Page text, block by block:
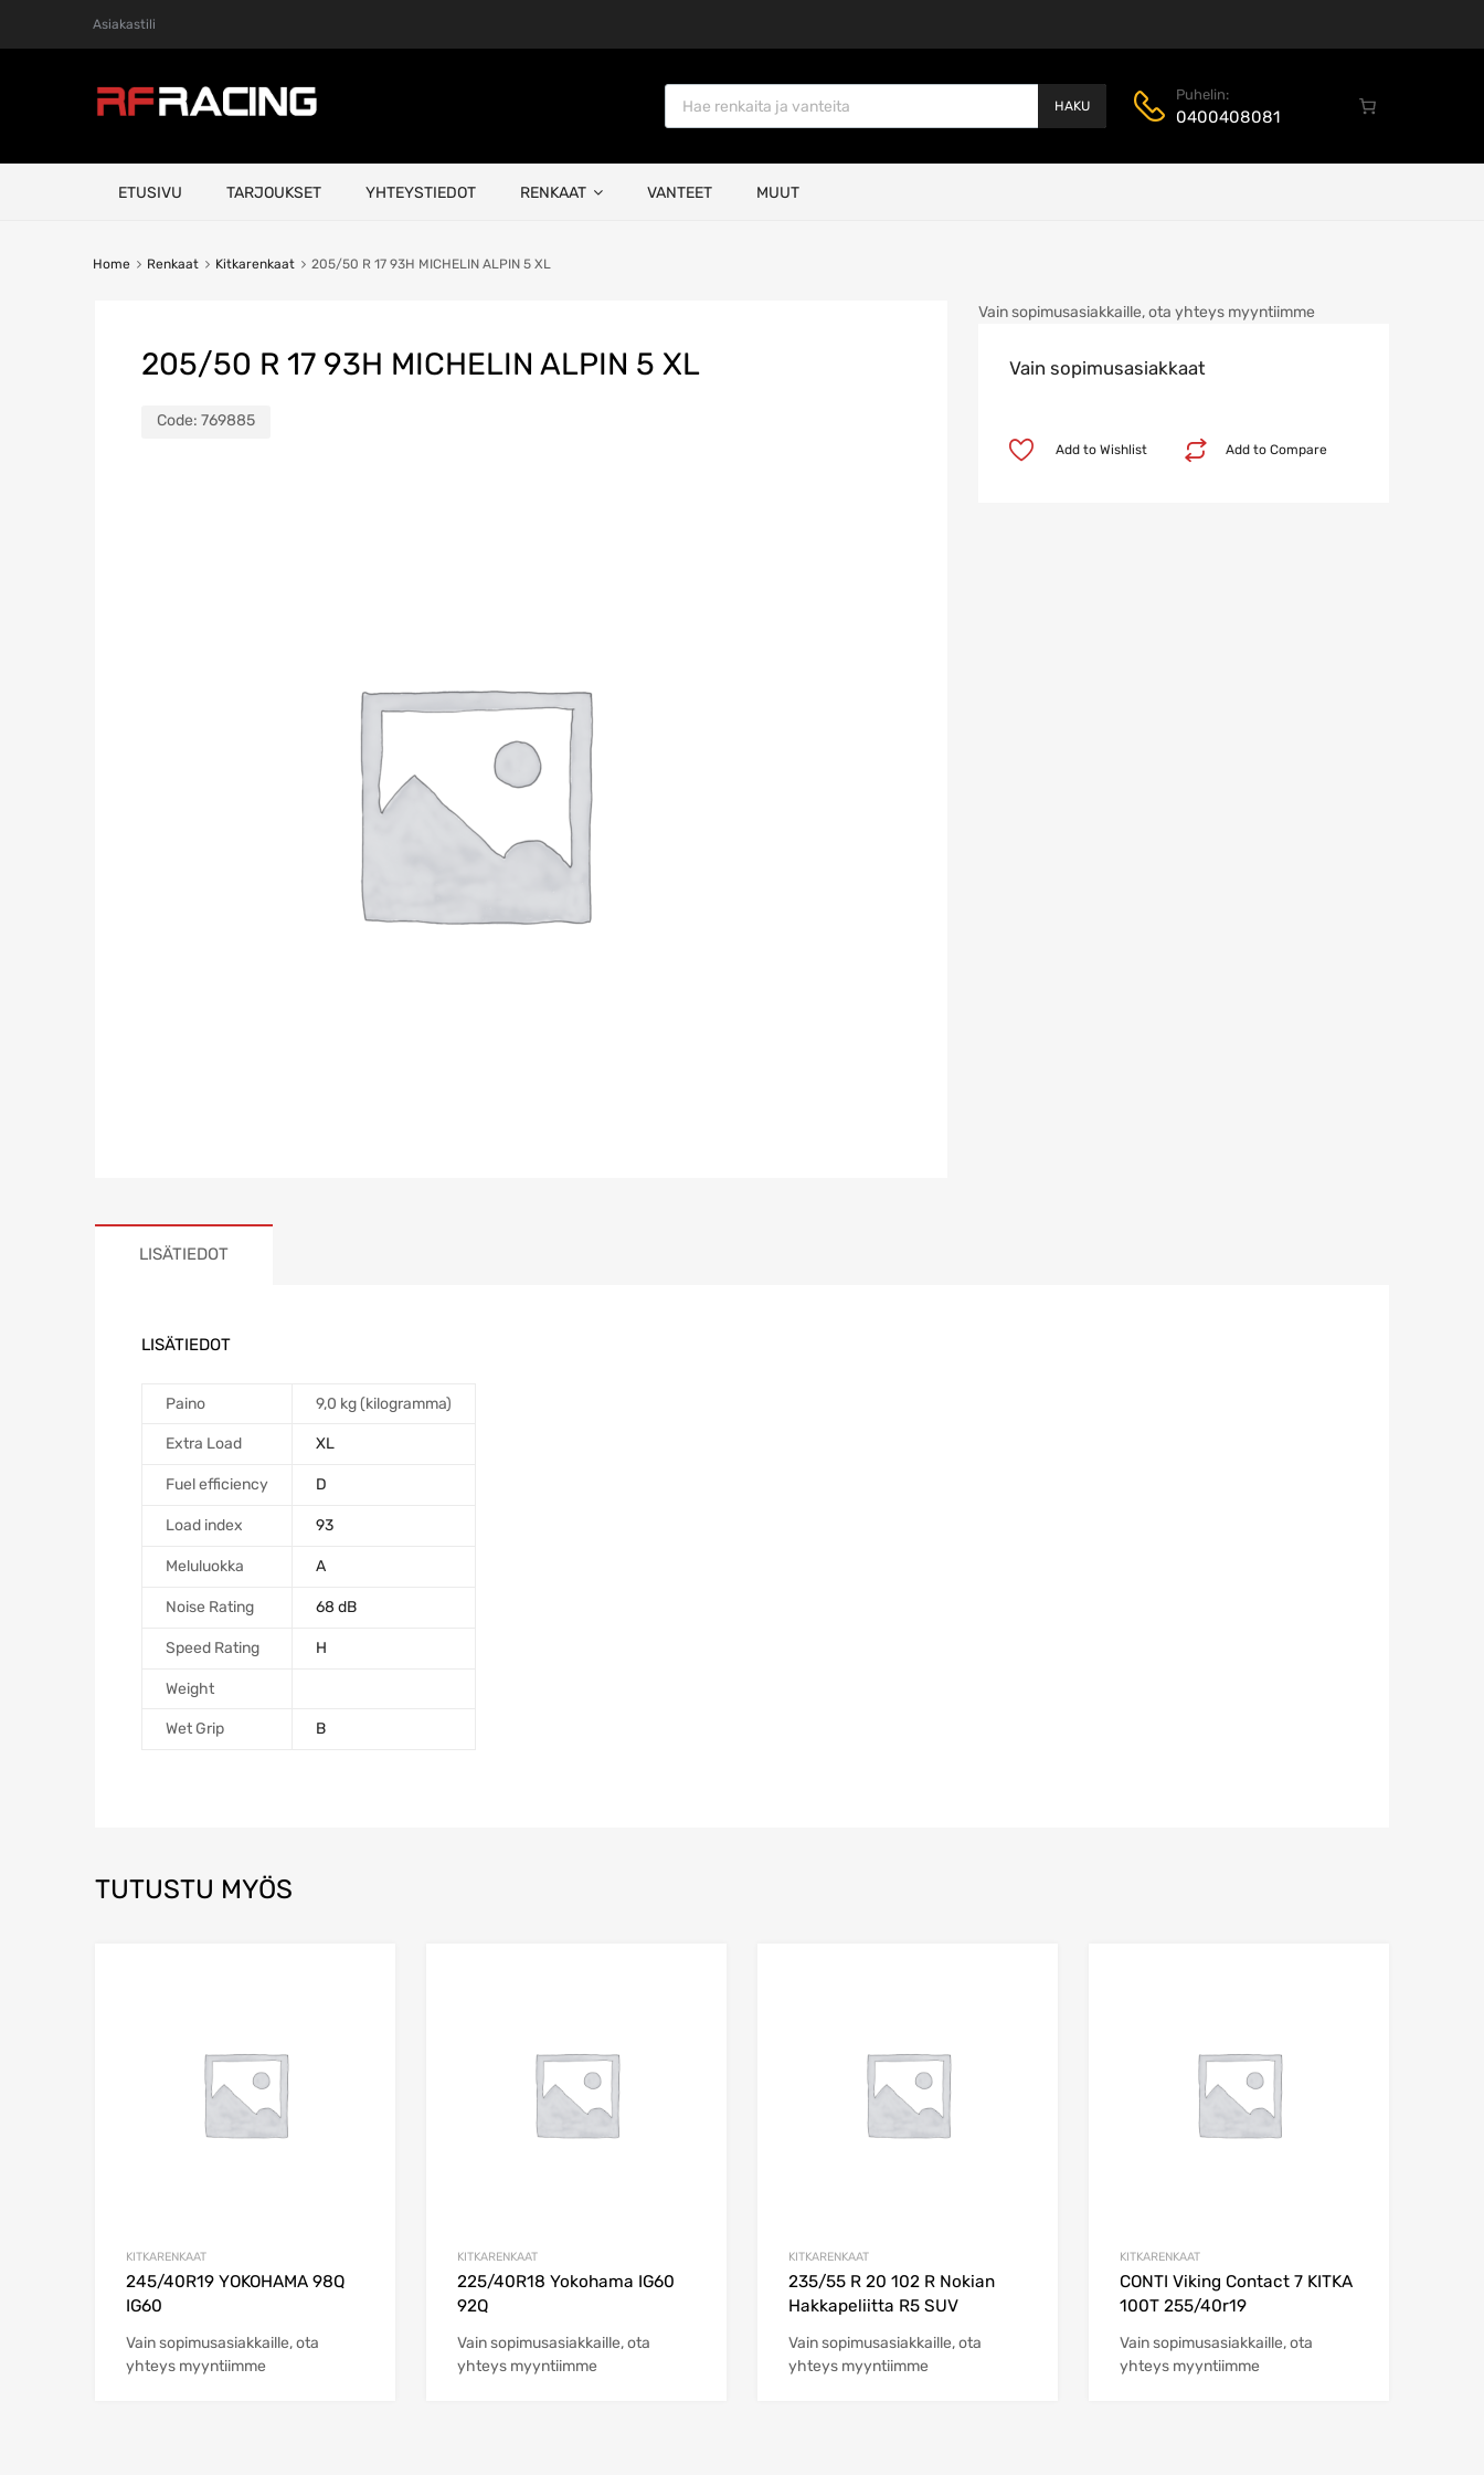
Asiakastili
Products search
HAKU
Puhelin:
0400408081
ETUSIVU TARJOUKSET YHTEYSTIEDOT RENKAAT VANTEET MUUT
Home Renkaat Kitkarenkaat 205/50 R 17 93H MICHELIN ALPIN 5 XL
205/50 R 17 93H MICHELIN ALPIN 5 XL
Code: 769885
Vain sopimusasiakkaille, ota yhteys myyntiimme
Vain sopimusasiakkaat
Add to Compare
Add to Wishlist
LISÄTIEDOT
LISÄTIEDOT
Paino 9,0 kg (kilogramma)
Extra Load XL
Fuel efficiency D
Load index 93
Meluluokka A
Noise Rating 68 dB
Speed Rating H
Weight
Wet Grip B
TUTUSTU MYÖS
KITKARENKAAT
245/40R19 YOKOHAMA 98Q
IG60
Vain sopimusasiakkaille, ota
yhteys myyntiimme
KITKARENKAAT
225/40R18 Yokohama IG60
92Q
Vain sopimusasiakkaille, ota
yhteys myyntiimme
KITKARENKAAT
235/55 R 20 102 R Nokian
Hakkapeliitta R5 SUV
Vain sopimusasiakkaille, ota
yhteys myyntiimme
KITKARENKAAT
CONTI Viking Contact 7 KITKA
100T 255/40r19
Vain sopimusasiakkaille, ota
yhteys myyntiimme